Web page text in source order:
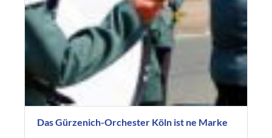
Das Gürzenich-Orchester Köln ist ne Marke